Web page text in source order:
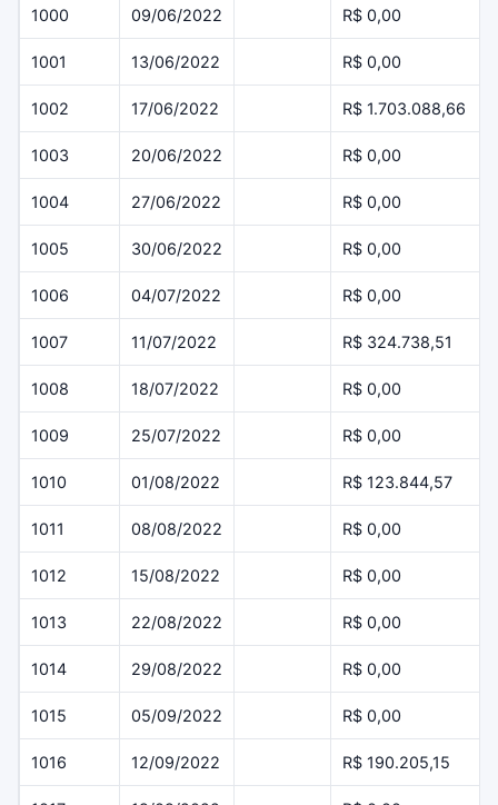
1000 09/06/2022 R$ 0,00
1001 13/06/2022 R$ 0,00
1002 17/06/2022 R$ 1.703.088,66
1003 20/06/2022 R$ 0,00
1004 27/06/2022 R$ 0,00
1005 30/06/2022 R$ 0,00
1006 04/07/2022 R$ 0,00
1007 11/07/2022 R$ 324.738,51
1008 18/07/2022 R$ 0,00
1009 25/07/2022 R$ 0,00
1010 01/08/2022 R$ 123.844,57
1011 08/08/2022 R$ 0,00
1012 15/08/2022 R$ 0,00
1013 22/08/2022 R$ 0,00
1014 29/08/2022 R$ 0,00
1015 05/09/2022 R$ 0,00
1016 12/09/2022 R$ 190.205,15